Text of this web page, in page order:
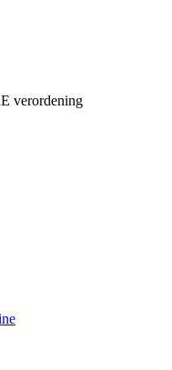
verordening